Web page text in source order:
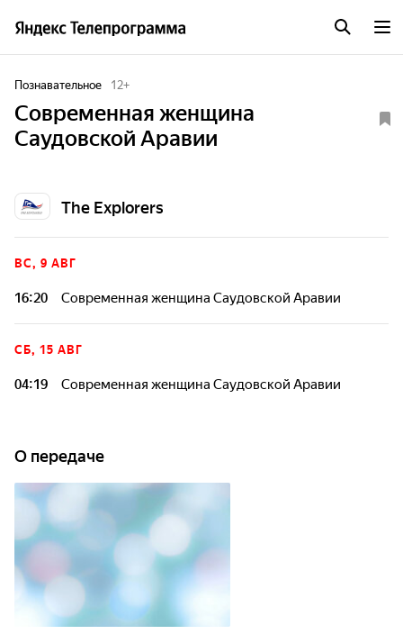
Познавательное 12+
Современная женщина
Саудовской Аравии
The Explorers
ВС, 9 АВГ
16:20 Современная женщина Саудовской Аравии
СБ, 15 АВГ
04:19 Современная женщина Саудовской Аравии
О передаче